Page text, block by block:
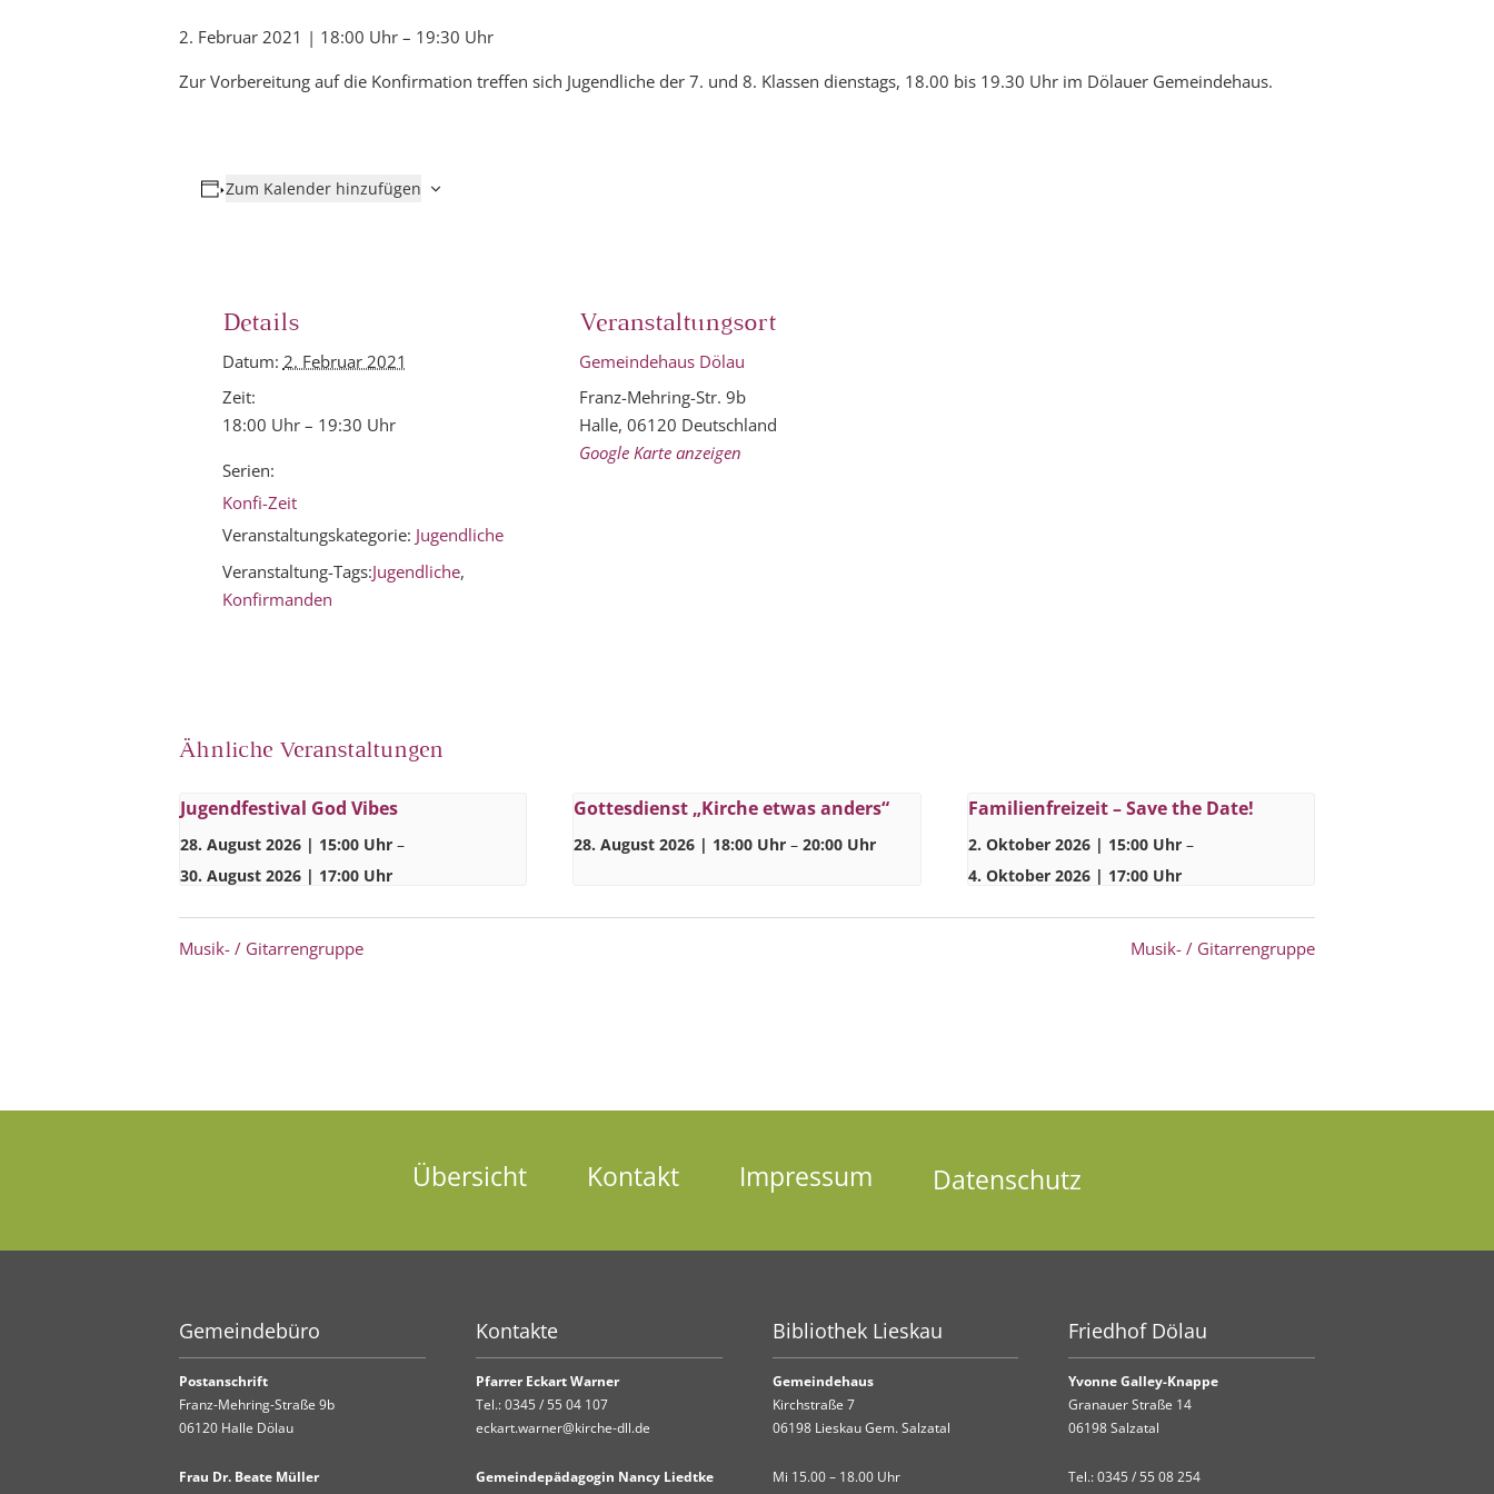
2. Februar 2021 | 18:00 Uhr – 19:30 Uhr
Zur Vorbereitung auf die Konfirmation treffen sich Jugendliche der 7. und 8. Klassen dienstags, 18.00 bis 19.30 Uhr im Dölauer Gemeindehaus.
Zum Kalender hinzufügen
Details
Datum: 2. Februar 2021
Zeit:
18:00 Uhr – 19:30 Uhr
Serien:
Konfi-Zeit
Veranstaltungskategorie: Jugendliche
Veranstaltung-Tags:Jugendliche,
Konfirmanden
Veranstaltungsort
Gemeindehaus Dölau
Franz-Mehring-Str. 9b
Halle, 06120 Deutschland
Google Karte anzeigen
Ähnliche Veranstaltungen
Jugendfestival God Vibes
28. August 2026 | 15:00 Uhr –
30. August 2026 | 17:00 Uhr
Gottesdienst „Kirche etwas anders“
28. August 2026 | 18:00 Uhr – 20:00 Uhr
Familienfreizeit – Save the Date!
2. Oktober 2026 | 15:00 Uhr –
4. Oktober 2026 | 17:00 Uhr
Musik- / Gitarrengruppe Musik- / Gitarrengruppe
Übersicht Kontakt Impressum Datenschutz
Gemeindebüro
Postanschrift
Franz-Mehring-Straße 9b
06120 Halle Dölau
Frau Dr. Beate Müller
Kontakte
Pfarrer Eckart Warner
Tel.:0345 / 55 04 107
eckart.warner@kirche-dll.de
Gemeindepädagogin Nancy Liedtke
Bibliothek Lieskau
Gemeindehaus
Kirchstraße 7
06198 Lieskau Gem. Salzatal
Mi 15.00 – 18.00 Uhr
Friedhof Dölau
Yvonne Galley-Knappe
Granauer Straße 14
06198 Salzatal
Tel.:0345 / 55 08 254